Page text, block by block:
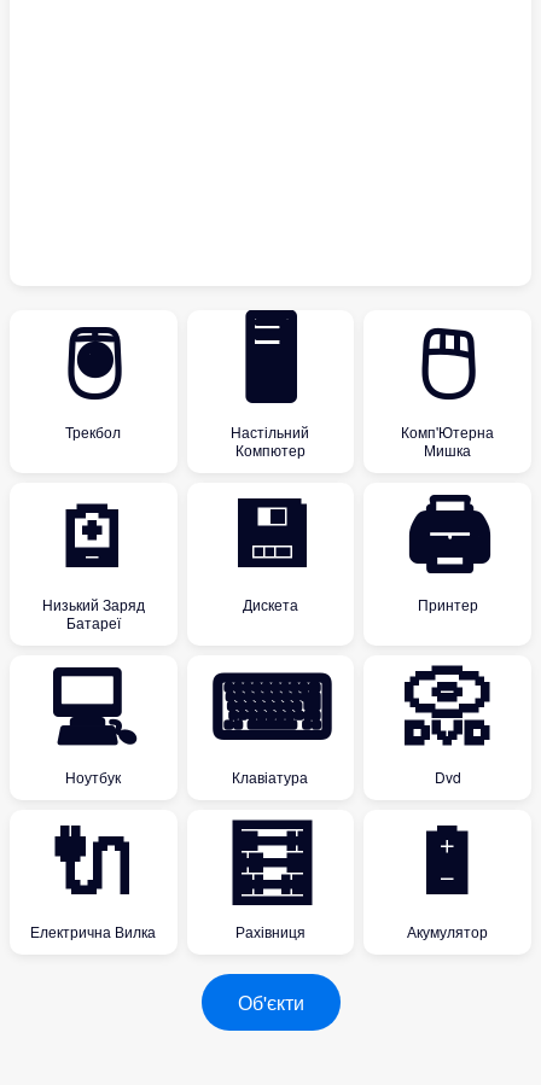
🖲
Трекбол
🖥
Настільний
Компютер
🖱
Комп'Ютерна
Мишка
🪫
Низький Заряд
Батареї
💾
Дискета
🖨
Принтер
💻
Ноутбук
⌨
Клавіатура
📀
Dvd
🔌
Електрична Вилка
🧮
Рахівниця
🔋
Акумулятор
Об'єкти